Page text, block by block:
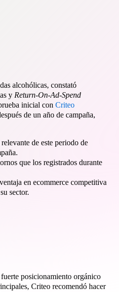
alcohólicas, constató
y Return-On-Ad-Spend
inicial con Criteo
de un año de campaña,
de este periodo de
que los registrados durante
en ecommerce competitiva
sector.
posicionamiento orgánico
Criteo recomendó hacer